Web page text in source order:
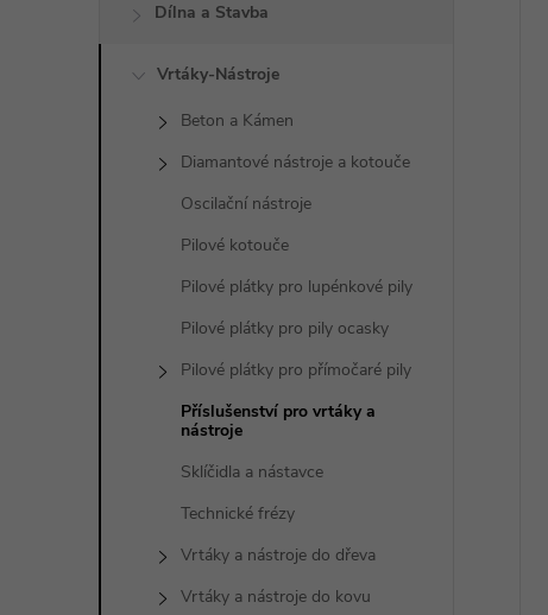
Dílna a Stavba
Vrtáky-Nástroje
Beton a Kámen
Diamantové nástroje a kotouče
Oscilační nástroje
Pilové kotouče
Pilové plátky pro lupénkové pily
Pilové plátky pro pily ocasky
Pilové plátky pro přímočaré pily
Příslušenství pro vrtáky a
nástroje
Sklíčidla a nástavce
Technické frézy
Vrtáky a nástroje do dřeva
Vrtáky a nástroje do kovu